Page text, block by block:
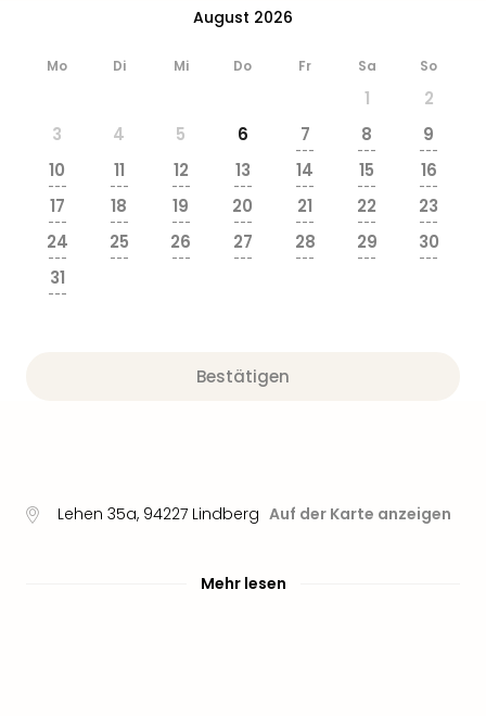
August 2026
Mo Di Mi Do Fr Sa So
1
2
3
4 5 6 7
---
8
---
9
---
10
---
11
---
12
---
13
---
14
---
15
---
16
---
17
---
18
---
19
---
20
---
21
---
22
---
23
---
24
---
25
---
26
---
27
---
28
---
29
---
30
---
31
---
Bestätigen
Lehen 35a, 94227 Lindberg Auf der Karte anzeigen
Mehr lesen